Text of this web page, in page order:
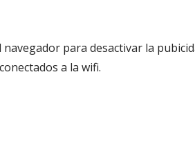
para desactivar la
a la wifi.